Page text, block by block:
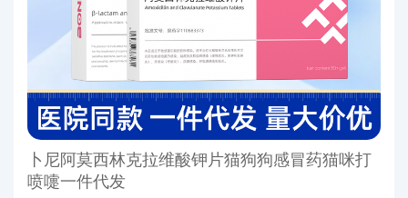
卜尼阿莫西林克拉维酸钾片猫狗狗感冒药猫咪打
喷嚏一件代发